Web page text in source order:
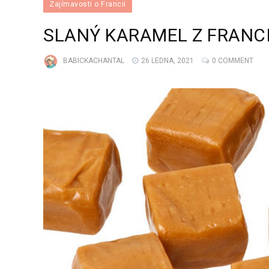
Zajímavosti o Francii
SLANÝ KARAMEL Z
BABICKACHANTAL 26 LEDNA, 2021 0 COMMENT